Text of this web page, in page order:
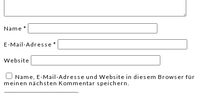
Name *
E-Mail-Adresse *
Website
Name, E-Mail-Adresse und Website in diesem Browser für
meinen nächsten Kommentar speichern.